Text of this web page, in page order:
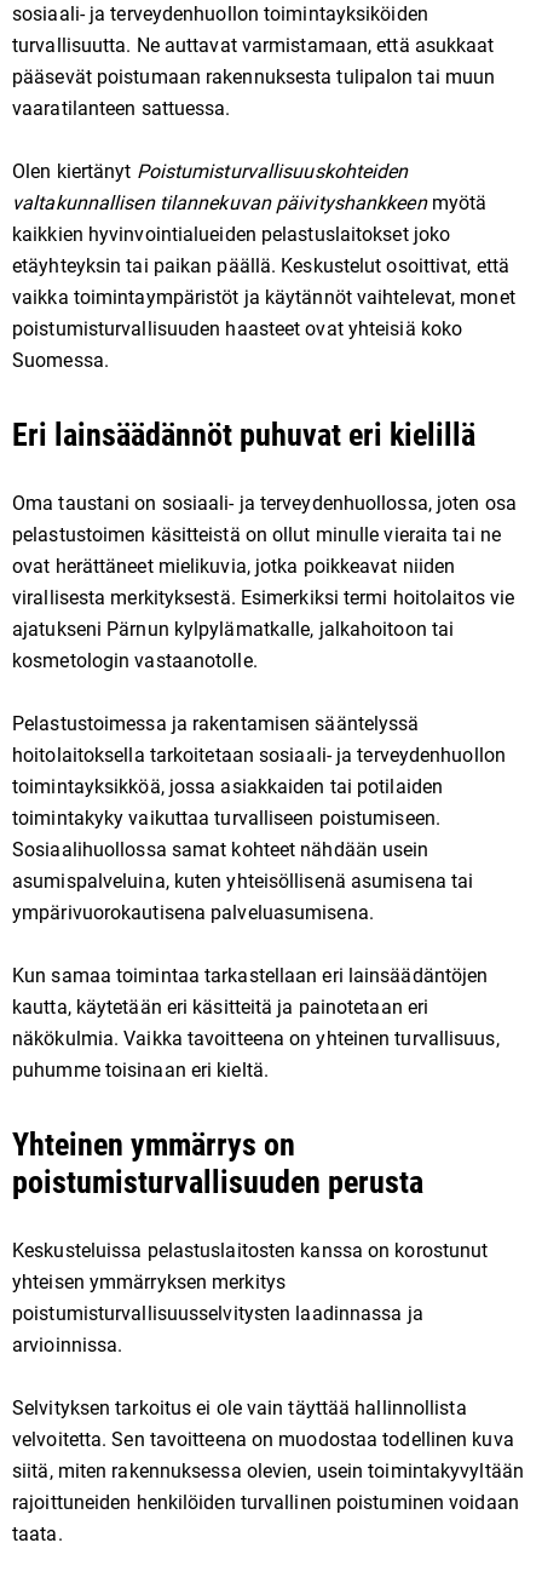
sosiaali- ja terveydenhuollon toimintayksiköiden
turvallisuutta. Ne auttavat varmistamaan, että asukkaat
pääsevät poistumaan rakennuksesta tulipalon tai muun
vaaratilanteen sattuessa.
Olen kiertänyt Poistumisturvallisuuskohteiden
valtakunnallisen tilannekuvan päivityshankkeen myötä
kaikkien hyvinvointialueiden pelastuslaitokset joko
etäyhteyksin tai paikan päällä. Keskustelut osoittivat, että
vaikka toimintaympäristöt ja käytännöt vaihtelevat, monet
poistumisturvallisuuden haasteet ovat yhteisiä koko
Suomessa.
Eri lainsäädännöt puhuvat eri kielillä
Oma taustani on sosiaali- ja terveydenhuollossa, joten osa
pelastustoimen käsitteistä on ollut minulle vieraita tai ne
ovat herättäneet mielikuvia, jotka poikkeavat niiden
virallisesta merkityksestä. Esimerkiksi termi hoitolaitos vie
ajatukseni Pärnun kylpylämatkalle, jalkahoitoon tai
kosmetologin vastaanotolle.
Pelastustoimessa ja rakentamisen sääntelyssä
hoitolaitoksella tarkoitetaan sosiaali- ja terveydenhuollon
toimintayksikköä, jossa asiakkaiden tai potilaiden
toimintakyky vaikuttaa turvalliseen poistumiseen.
Sosiaalihuollossa samat kohteet nähdään usein
asumispalveluina, kuten yhteisöllisenä asumisena tai
ympärivuorokautisena palveluasumisena.
Kun samaa toimintaa tarkastellaan eri lainsäädäntöjen
kautta, käytetään eri käsitteitä ja painotetaan eri
näkökulmia. Vaikka tavoitteena on yhteinen turvallisuus,
puhumme toisinaan eri kieltä.
Yhteinen ymmärrys on
poistumisturvallisuuden perusta
Keskusteluissa pelastuslaitosten kanssa on korostunut
yhteisen ymmärryksen merkitys
poistumisturvallisuusselvitysten laadinnassa ja
arvioinnissa.
Selvityksen tarkoitus ei ole vain täyttää hallinnollista
velvoitetta. Sen tavoitteena on muodostaa todellinen kuva
siitä, miten rakennuksessa olevien, usein toimintakyvyltään
rajoittuneiden henkilöiden turvallinen poistuminen voidaan
taata.